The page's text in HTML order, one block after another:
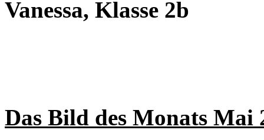
Vanessa, Klasse 2b
Das Bild des Monats Mai